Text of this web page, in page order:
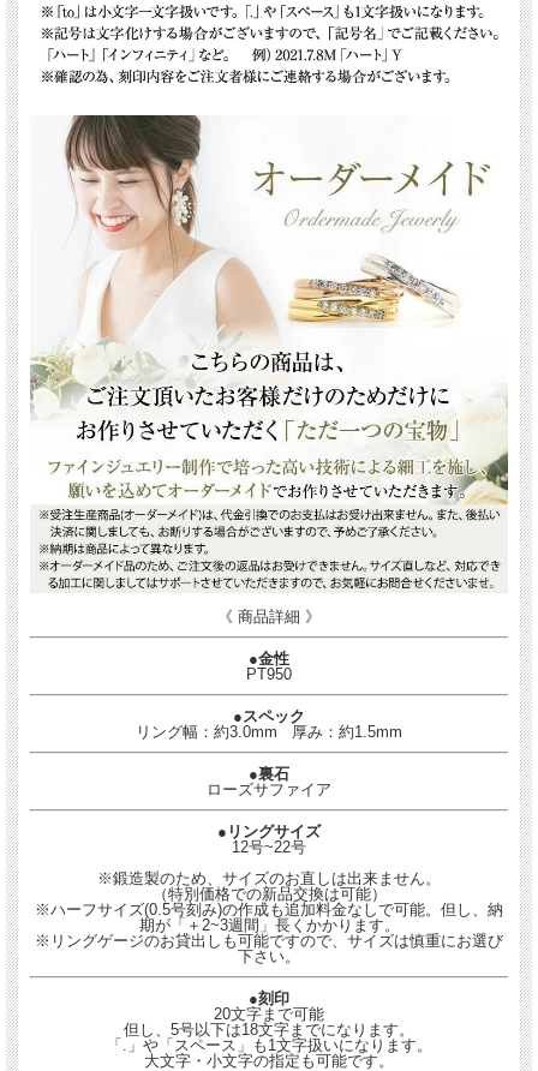
《 商品詳細 》
●金性
PT950
●スペック
リング幅：約3.0mm 厚み：約1.5mm
●裏石
ローズサファイア
●リングサイズ
12号~22号
※鍛造製のため、サイズのお直しは出来ません。
（特別価格での新品交換は可能）
※ハーフサイズ(0.5号刻み)の作成も追加料金なしで可能。但し、納
期が「＋2~3週間」長くかかります。
※リングゲージのお貸出しも可能ですので、サイズは慎重にお選び
下さい。
●刻印
20文字まで可能
但し、5号以下は18文字までになります。
「.」や「スペース」も1文字扱いになります。
大文字・小文字の指定も可能です。